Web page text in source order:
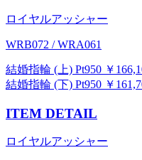
ロイヤルアッシャー
WRB072 / WRA061
結婚指輪 (上) Pt950 ￥
結婚指輪 (下) Pt950 ￥
ITEM DETAIL
ロイヤルアッシャー